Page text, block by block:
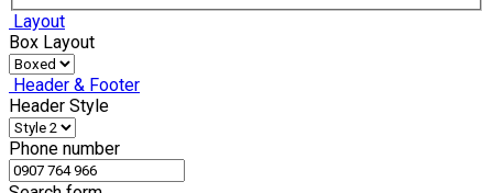
Layout
Box Layout
Header & Footer
Header Style
Phone number